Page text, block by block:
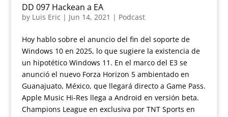
DD 097 Hackean a EA
by Luis Eric | Jun 14, 2021 | Podcast
Hoy hablo sobre el anuncio del fin del soporte de
Windows 10 en 2025, lo que sugiere la existencia de
un hipotético Windows 11. En el marco del E3 se
anunció el nuevo Forza Horizon 5 ambientado en
Guanajuato, México, que llegará directo a Game Pass.
Apple Music Hi-Res llega a Android en versión beta.
Champions League en exclusiva por TNT Sports en